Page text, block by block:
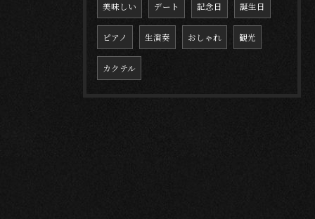
美味しい デート 記念日 誕生日
ピアノ 生演奏 おしゃれ 観光
カクテル